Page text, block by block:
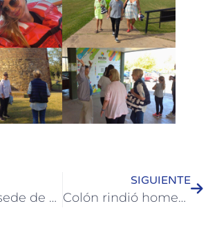
Colón fue sede de una capacitación sobre el nuevo sistema de documentación laboral digital
SIGUIENTE
Colón rindió homenaje a Prefectura Naval por su actuación en Malvinas